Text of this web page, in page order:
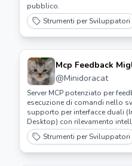
pubblico.
Strumenti per Sviluppatori
Mcp Feedback
@Minidoracat
Server MCP potenziato per
esecuzione di comandi nello
supporto per interfacce duali
Desktop) con rilevamento
compatibilità
Strumenti per Sviluppatori